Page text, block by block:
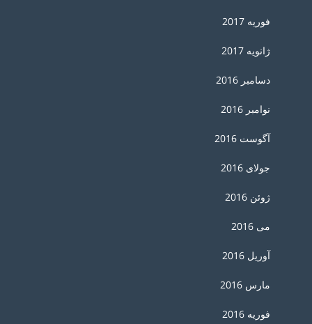
فوریه 2017
ژانویه 2017
دسامبر 2016
نوامبر 2016
آگوست 2016
جولای 2016
ژوئن 2016
می 2016
آوریل 2016
مارس 2016
فوریه 2016